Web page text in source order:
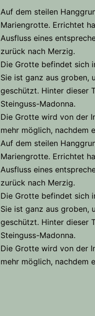
Auf dem steilen
Mariengrotte. Errichtet
Ausfluss eines
zurück nach Merzig.
Die Grotte befindet sich
Sie ist ganz aus groben,
geschützt. Hinter dieser
Steinguss-Madonna.
Die Grotte wird von der
mehr möglich, nachdem
Auf dem steilen
Mariengrotte. Errichtet
Ausfluss eines
zurück nach Merzig.
Die Grotte befindet sich
Sie ist ganz aus groben,
geschützt. Hinter dieser
Steinguss-Madonna.
Die Grotte wird von der
mehr möglich, nachdem